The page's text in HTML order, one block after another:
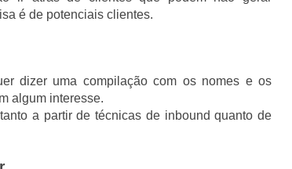
é de potenciais clientes.
dizer uma compilação com os nomes e os
algum interesse.
a partir de técnicas de inbound quanto de